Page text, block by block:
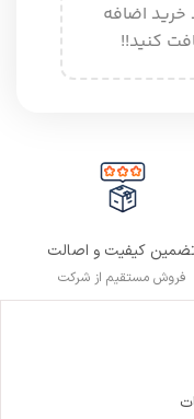
خرید اضافه
کنید!!
کیفیت و اصالت
فروش مستقیم از شرکت